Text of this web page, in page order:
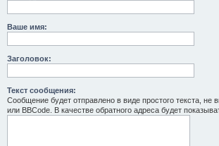
Ваше имя:
Заголовок:
Текст сообщения:
Сообщение будет отправлено в виде простого текста, не
или BBCode. В качестве обратного адреса будет